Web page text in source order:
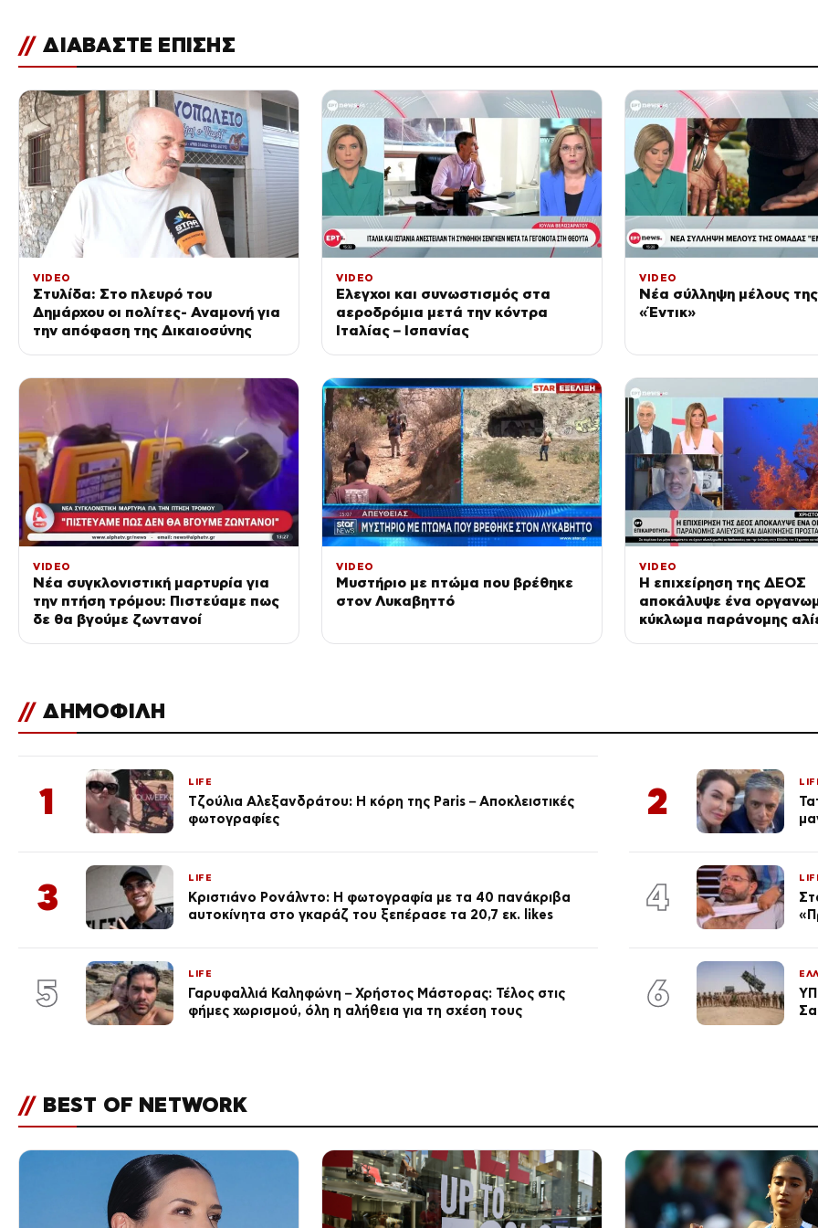
// ΔΙΑΒΑΣΤΕ ΕΠΙΣΗΣ
VIDEO
Στυλίδα: Στο πλευρό του
Δημάρχου οι πολίτες- Αναμονή για
την απόφαση της Δικαιοσύνης
VIDEO
Έλεγχοι και συνωστισμός στα
αεροδρόμια μετά την κόντρα
Ιταλίας – Ισπανίας
VIDEO
Νέα σύλληψη μέλους
«Έντικ»
VIDEO
Νέα συγκλονιστική μαρτυρία για
την πτήση τρόμου: Πιστεύαμε πως
δε θα βγούμε ζωντανοί
VIDEO
Μυστήριο με πτώμα που βρέθηκε
στον Λυκαβηττό
VIDEO
Η επιχείρηση της ΔΕΟΣ
αποκάλυψε ένα
κύκλωμα παράνομης
// ΔΗΜΟΦΙΛΗ
1 LIFE
Τζούλια Αλεξανδράτου: Η κόρη της Paris – Αποκλειστικές
φωτογραφίες
2
3 LIFE
Κριστιάνο Ρονάλντο: Η φωτογραφία με τα 40 πανάκριβα
αυτοκίνητα στο γκαράζ του ξεπέρασε τα 20,7 εκ. likes
4
5 LIFE
Γαρυφαλλιά Καληφώνη – Χρήστος Μάστορας: Τέλος στις
φήμες χωρισμού, όλη η αλήθεια για τη σχέση τους
6
// BEST OF NETWORK